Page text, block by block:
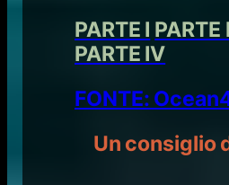
PARTE I PARTE
PARTE IV
FONTE:
Un consiglio